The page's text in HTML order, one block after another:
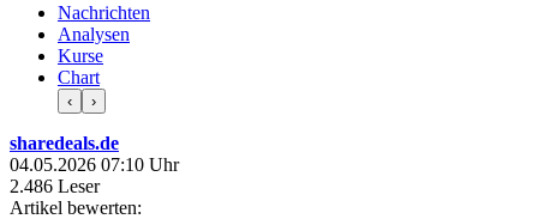
Nachrichten
Analysen
Kurse
Chart
‹ ›
sharedeals.de
04.05.2026 07:10 Uhr
2.486 Leser
Artikel bewerten: